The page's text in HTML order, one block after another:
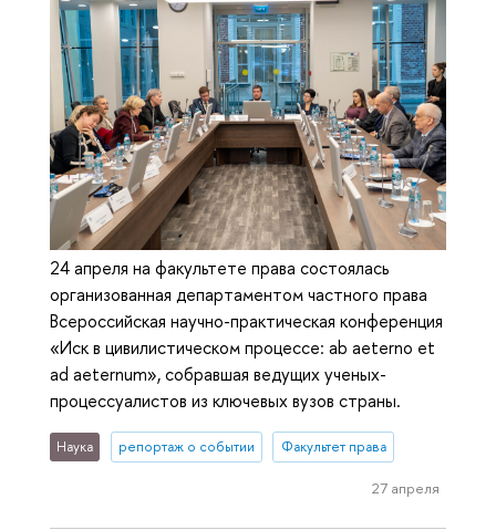
24 апреля на факультете права состоялась
организованная департаментом частного права
Всероссийская научно-практическая конференция
«Иск в цивилистическом процессе: ab aeterno et
ad aeternum», собравшая ведущих ученых-
процессуалистов из ключевых вузов страны.
Наука репортаж о событии Факультет права
27 апреля